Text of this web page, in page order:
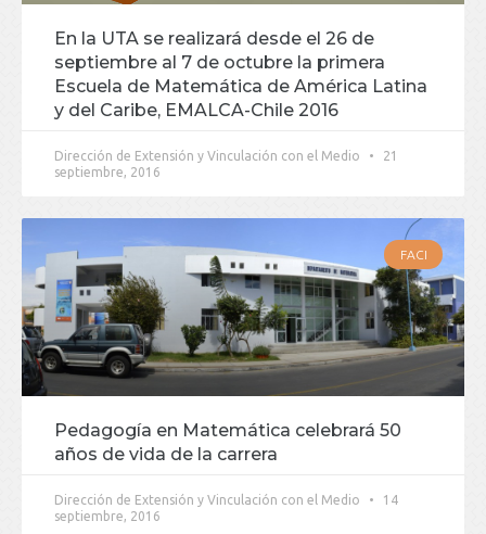
En la UTA se realizará desde el 26 de
septiembre al 7 de octubre la primera
Escuela de Matemática de América Latina
y del Caribe, EMALCA-Chile 2016
Dirección de Extensión y Vinculación con el Medio
21
septiembre, 2016
FACI
Pedagogía en Matemática celebrará 50
años de vida de la carrera
Dirección de Extensión y Vinculación con el Medio
14
septiembre, 2016